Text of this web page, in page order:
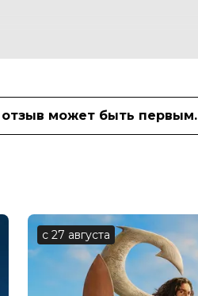
может быть первым.
с 27 августа